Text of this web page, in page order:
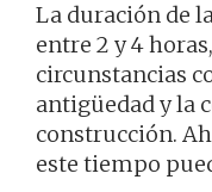
La duración de
entre 2 y 4
circunstancias
antigüedad y la
construcción.
este tiempo